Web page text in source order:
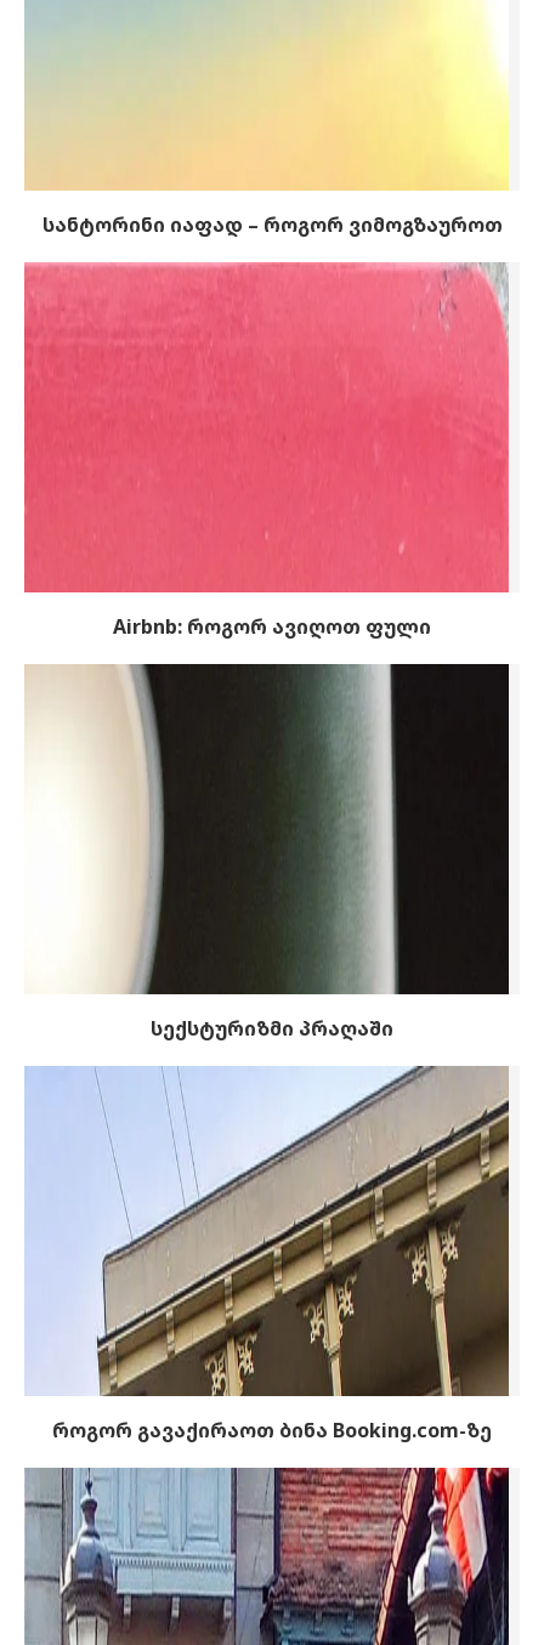
სანტორინი იაფად – როგორ ვიმოგზაუროთ
Airbnb: როგორ ავიღოთ ფული
სექსტურიზმი პრაღაში
როგორ გავაქირაოთ ბინა Booking.com-ზე